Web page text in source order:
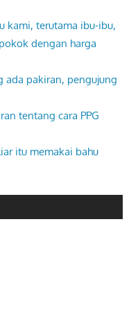
kami, terutama ibu-ibu,
dengan harga
ada pakiran, pengujung
tentang cara PPG
itu memakai bahu